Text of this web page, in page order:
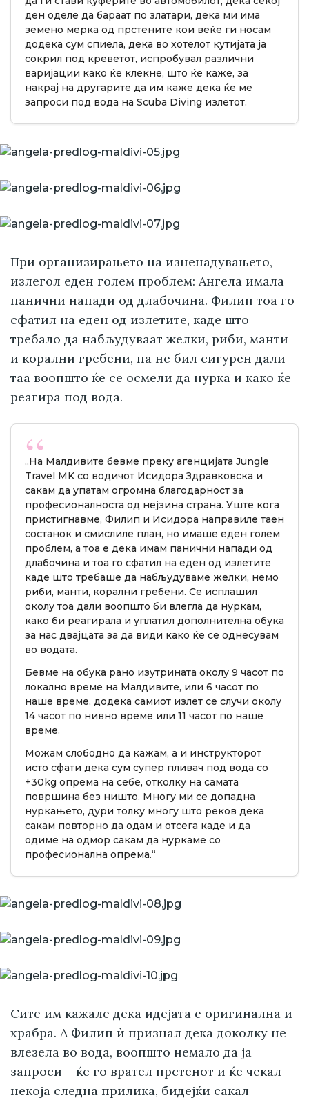
ден оделе да бараат по златари, дека ми има
земено мерка од прстените кои веќе ги носам
додека сум спиела, дека во хотелот кутијата ја
сокрил под креветот, испробувал различни
варијации како ќе клекне, што ќе каже, за
накрај на другарите да им каже дека ќе ме
запроси под вода на Scuba Diving излетот.
При организирањето на изненадувањето,
излегол еден голем проблем: Ангела имала
панични напади од длабочина. Филип тоа го
сфатил на еден од излетите, каде што
требало да набљудуваат желки, риби, манти
и корални гребени, па не бил сигурен дали
таа воопшто ќе се осмели да нурка и како ќе
реагира под вода.
„На Малдивите бевме преку агенцијата Jungle
Travel MK со водичот Исидора Здравковска и
сакам да упатам огромна благодарност за
професионалноста од нејзина страна. Уште кога
пристигнавме, Филип и Исидора направиле таен
состанок и смислиле план, но имаше еден голем
проблем, а тоа е дека имам панични напади од
длабочина и тоа го сфатил на еден од излетите
каде што требаше да набљудуваме желки, немо
риби, манти, корални гребени. Се исплашил
околу тоа дали воопшто би влегла да нуркам,
како би реагирала и уплатил дополнителна обука
за нас двајцата за да види како ќе се однесувам
во водата.
Бевме на обука рано изутрината околу 9 часот по
локално време на Малдивите, или 6 часот по
наше време, додека самиот излет се случи околу
14 часот по нивно време или 11 часот по наше
време.
Можам слободно да кажам, а и инструкторот
исто сфати дека сум супер пливач под вода со
+30kg опрема на себе, отколку на самата
површина без ништо. Многу ми се допадна
нуркањето, дури толку многу што реков дека
сакам повторно да одам и отсега каде и да
одиме на одмор сакам да нуркаме со
професионална опрема.“
Сите им кажале дека идејата е оригинална и
храбра. А Филип ѝ признал дека доколку не
влезела во вода, воопшто немало да ја
запроси – ќе го врател прстенот и ќе чекал
некоја следна прилика, бидејќи сакал